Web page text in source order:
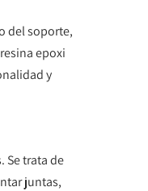
del soporte,
epoxi
y
Se trata de
juntas,